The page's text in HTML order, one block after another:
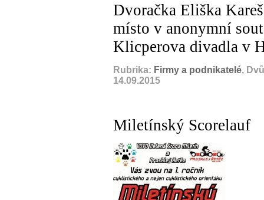
Dvoračka Eliška
místo v anonymní
Klicperova divadla v
Rubrika: Firmy a podnikatelé,
14.09.2015
Miletínský Scorelauf